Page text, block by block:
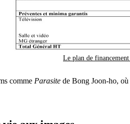
Le plan de financement
comme Parasite de Bong Joon-ho,